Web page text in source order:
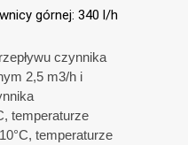
górnej: 340 l/h
czynnika
2,5 m3/h i
, temperaturze
10°C, temperaturze